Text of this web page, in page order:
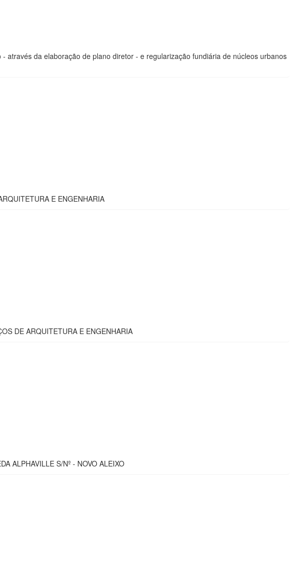
da elaboração de plano diretor - e regularização fundiária de núcleos urbanos
E ENGENHARIA
DE ARQUITETURA E ENGENHARIA
ALPHAVILLE S/Nº - NOVO ALEIXO